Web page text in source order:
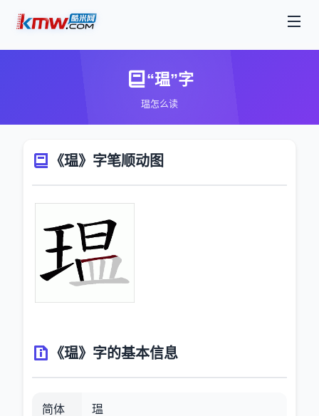
“瑥”字
瑥怎么读
《瑥》字笔顺动图
《瑥》字的基本信息
简体 瑥